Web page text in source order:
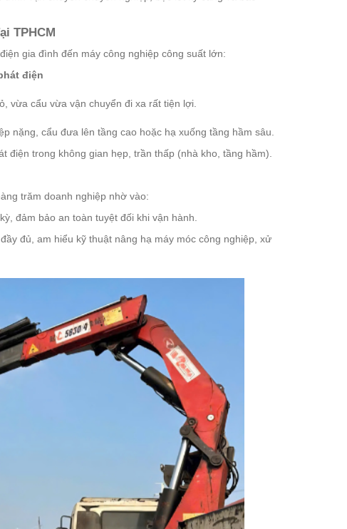
TPHCM
gia đình đến máy công nghiệp công suất lớn:
điện
cẩu vừa vận chuyển đi xa rất tiện lợi.
nặng, cẩu đưa lên tầng cao hoặc hạ xuống tầng hầm sâu.
trong không gian hẹp, trần thấp (nhà kho, tầng hầm).
trăm doanh nghiệp nhờ vào:
đảm bảo an toàn tuyệt đối khi vận hành.
đủ, am hiểu kỹ thuật nâng hạ máy móc công nghiệp, xử